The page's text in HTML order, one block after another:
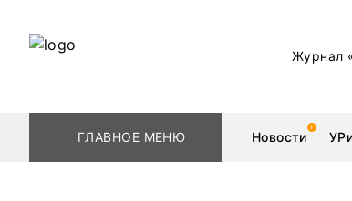
Журнал
ГЛАВНОЕ МЕНЮ Новости